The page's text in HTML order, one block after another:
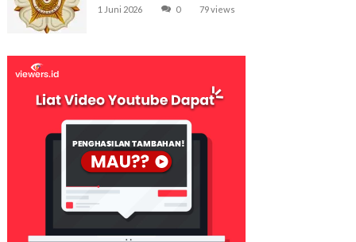
1 Juni 2026 0 79 views